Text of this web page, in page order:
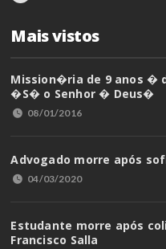
Mais vistos
Mission�ria de 9 anos �
�S� o Senhor � Deus�
08/01/2016
Advogado morre após
04/03/2020
Estudante morre após
Francisco Salla